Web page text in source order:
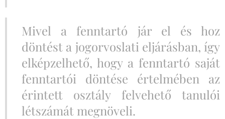
Mivel a fenntartó jár el és hoz
döntést a jogorvoslati eljárásban, így
elképzelhető, hogy a fenntartó saját
fenntartói döntése értelmében az
érintett osztály felvehető tanulói
létszámát megnöveli.